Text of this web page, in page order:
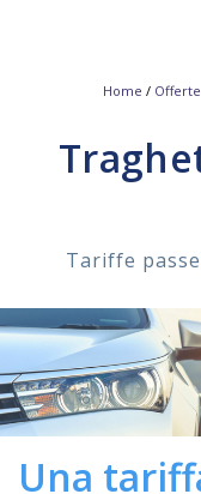
SERVIZI A BORDO
LA COMPAGNIA
Assistenza
Assistenza02
Home / Offerte
Tariffe
Una